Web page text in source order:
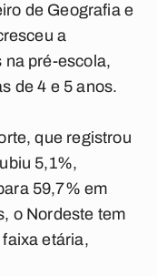
de Geografia e
a
na pré-escola,
de 4 e 5 anos.
que registrou
5,1%,
59,7% em
o Nordeste tem
etária,